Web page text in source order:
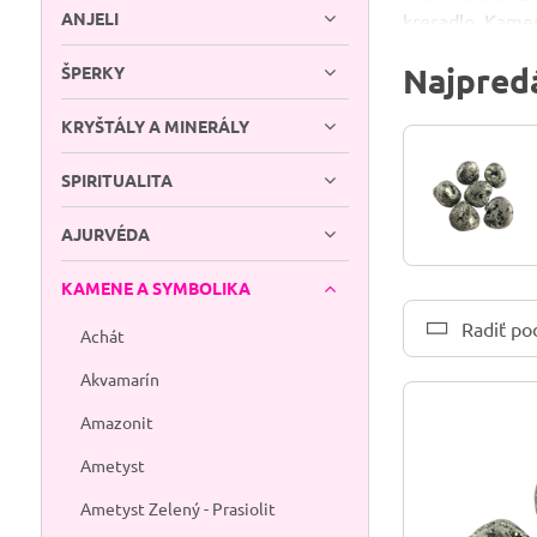
kresadlo.
okolí Banskej
Čo pyrit
odhodlanie a
budovaní
koreňovou
naň pozrieš
výsledku
Ako sa o pyrit
Ak s
rannom slnku
Radiť
ANJELI
ŠPERKY
KRYŠTÁLY A MINERÁLY
SPIRITUALITA
AJURVÉDA
KAMENE A SYMBOLIKA
Achát
Akvamarín
Amazonit
Ametyst
Ametyst Zelený - Prasiolit